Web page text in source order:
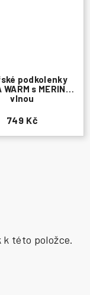
podkolenky
WARM s MERINO
vlnou
749 Kč
této položce.